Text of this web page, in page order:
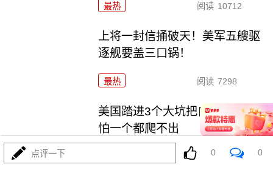
最热 阅读 10712
上将一封信捅破天！美军五艘驱
逐舰要盖三口锅！
最热 阅读 7298
美国踏进3个大坑把自己埋了！恐
怕一个都爬不出
阅读 17164
点评一下 0 0